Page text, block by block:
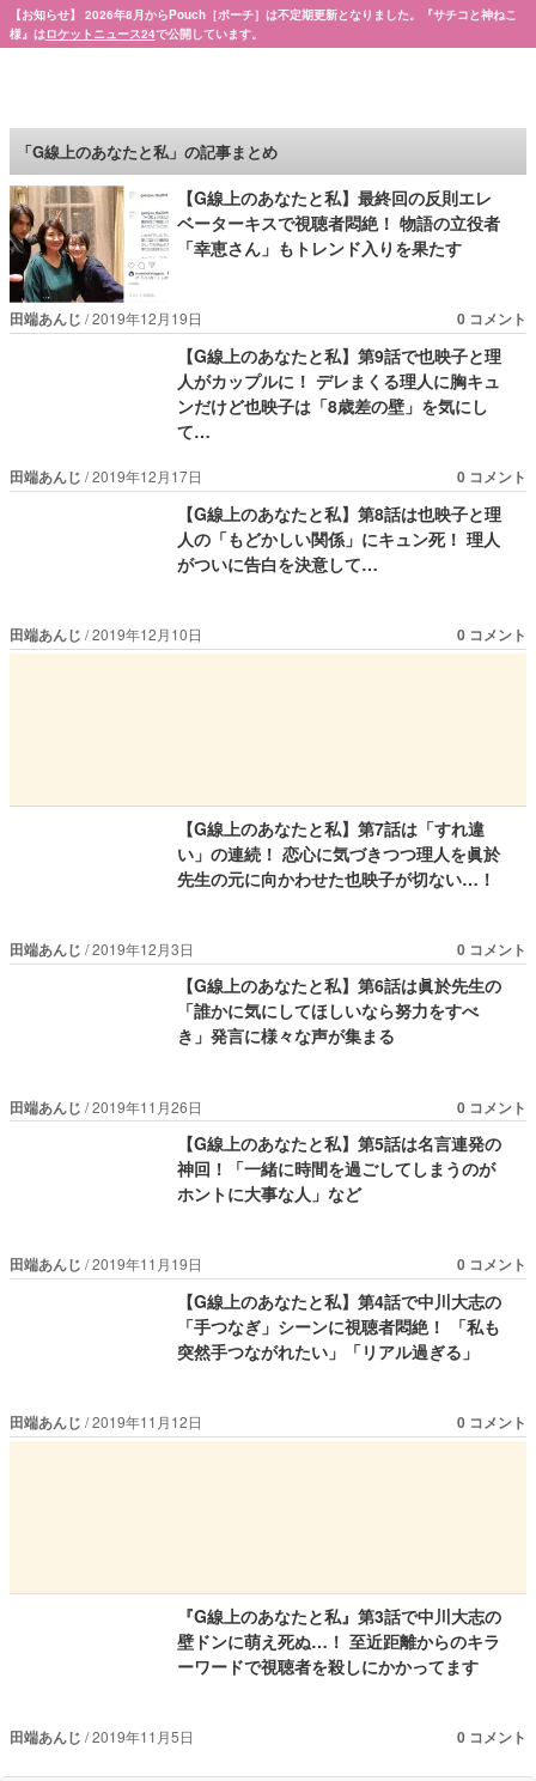
【お知らせ】 2026年8月からPouch［ポーチ］は不定期更新となりました。『サチコと神ねこ
様』はロケットニュース24で公開しています。
「G線上のあなたと私」の記事まとめ
【G線上のあなたと私】最終回の反則エレ
ベーターキスで視聴者悶絶！ 物語の立役者
「幸恵さん」もトレンド入りを果たす
田端あんじ 2019年12月19日 0 コメント
【G線上のあなたと私】第9話で也映子と理
人がカップルに！ デレまくる理人に胸キュ
ンだけど也映子は「8歳差の壁」を気にし
て…
田端あんじ 2019年12月17日 0 コメント
【G線上のあなたと私】第8話は也映子と理
人の「もどかしい関係」にキュン死！ 理人
がついに告白を決意して…
田端あんじ 2019年12月10日 0 コメント
【G線上のあなたと私】第7話は「すれ違
い」の連続！ 恋心に気づきつつ理人を眞於
先生の元に向かわせた也映子が切ない…！
田端あんじ 2019年12月3日 0 コメント
【G線上のあなたと私】第6話は眞於先生の
「誰かに気にしてほしいなら努力をすべ
き」発言に様々な声が集まる
田端あんじ 2019年11月26日 0 コメント
【G線上のあなたと私】第5話は名言連発の
神回！「一緒に時間を過ごしてしまうのが
ホントに大事な人」など
田端あんじ 2019年11月19日 0 コメント
【G線上のあなたと私】第4話で中川大志の
「手つなぎ」シーンに視聴者悶絶！ 「私も
突然手つながれたい」「リアル過ぎる」
田端あんじ 2019年11月12日 0 コメント
『G線上のあなたと私』第3話で中川大志の
壁ドンに萌え死ぬ…！ 至近距離からのキラ
ーワードで視聴者を殺しにかかってます
田端あんじ 2019年11月5日 0 コメント